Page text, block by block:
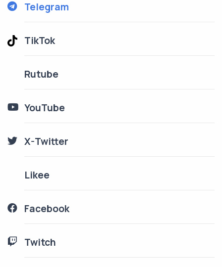
Telegram
TikTok
Rutube
YouTube
X-Twitter
Likee
Facebook
Twitch